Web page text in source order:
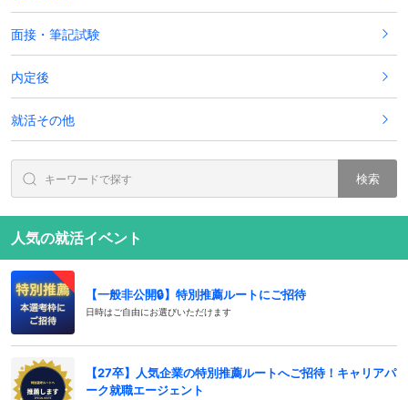
面接・筆記試験
内定後
就活その他
検索
人気の就活イベント
【一般非公開🔒️】特別推薦ルートにご招待
日時はご自由にお選びいただけます
【27卒】人気企業の特別推薦ルートへご招待！キャリアパ
ーク就職エージェント